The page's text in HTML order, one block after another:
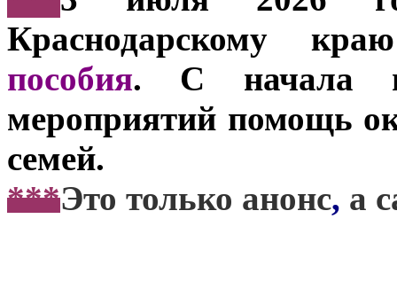
Краснодарскому
пособия. С начала
мероприятий помощь
семей.
***Это только анонс, а